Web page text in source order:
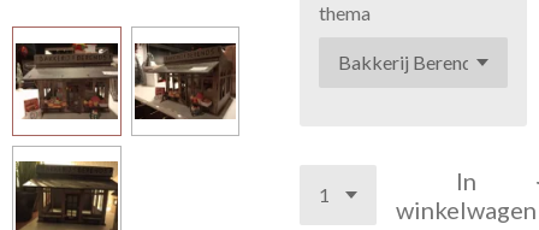
thema
In
winkelwagen